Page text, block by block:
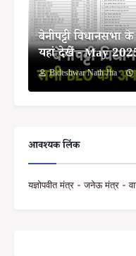
बेनीपट्टी
यहां देखें - May
Bideshwar Nath Jha
आवश्यक लिंक
यज्ञोपवीत मंत्र - जनेऊ मंत्र -